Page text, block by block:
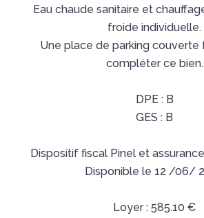
Eau chaude sanitaire et
froide individuelle.
Une place de parking
compléter ce bien.
DPE : B
GES : B
Dispositif fiscal Pinel et
Disponible le 12 /06/
Loyer : 585.10 €